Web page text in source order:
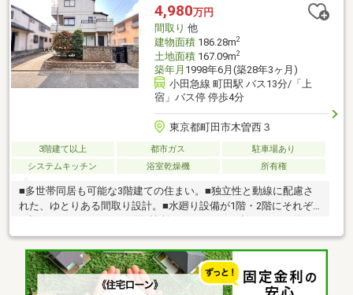
4,980万円
間取り 他
建物面積186.28m2
土地面積167.09m2
築年月 1998年6月(築28年3ヶ月)
小田急線 町田駅 バス13分/「上
宿」バス停 停歩4分
東京都町田市木曽西３
3階建て以上 都市ガス
駐車場あり
システムキッチン
浴室乾燥機 所有権
■多世帯同居も可能な3階建ての住まい。■独立性と動線に配慮さ
れた、ゆとりある間取り設計。■水廻り設備が1階・2階にそれぞ
分けにも便利です。■各LDKに和室が隣接し、一体利用が可能で
す。■かさばるアイテムも収納できる物入付き/1階■キッチン・洗
面室から出入り可能な家事室あり！/2階■洋室3部屋が配され、ご
家族の個室としても◎/3階■道路を挟んだ向かいに公園があり、開